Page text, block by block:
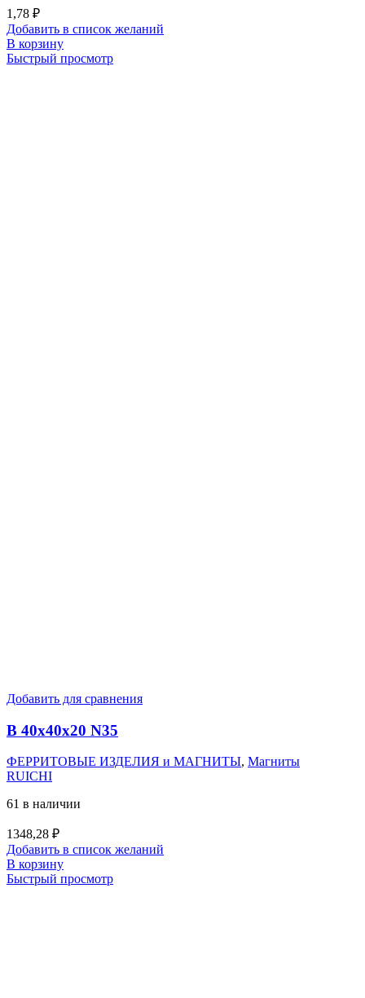
1,78 ₽
Добавить в список желаний
В корзину
Быстрый просмотр
Добавить для сравнения
B 40x40x20 N35
ФЕРРИТОВЫЕ ИЗДЕЛИЯ и МАГНИТЫ, Магниты
RUICHI
61 в наличии
1348,28 ₽
Добавить в список желаний
В корзину
Быстрый просмотр